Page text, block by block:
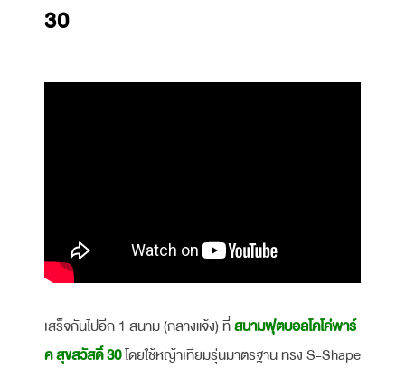
30
เสร็จกันไปอีก 1 สนาม (กลางแจ้ง) ที่สนามฟุตบอลโคโค่พาร์
ค สุขสวัสดิ์ 30โดยใช้หญ้าเทียมรุ่นมาตรฐาน ทรง S-Shape